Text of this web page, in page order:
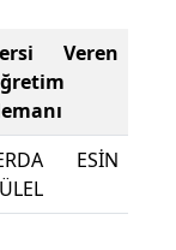
Veren
ESİN